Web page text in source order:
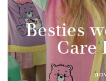
Besties
Care